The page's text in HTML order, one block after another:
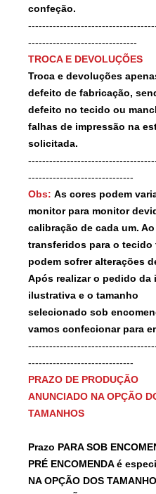
confeção.
-------------------------------
TROCA E DEVOLUÇÕES
Troca e devoluções
defeito de fabricação,
defeito no tecido ou
falhas de impressão na
solicitada.
------------------------------
Obs: As cores podem
monitor para monitor
calibração de cada um.
transferidos para o tecido
podem sofrer alterações
Após realizar o pedido da
ilustrativa e o tamanho
selecionado sob
vamos confecionar para
------------------------------
PRAZO DE PRODUÇÃO
ANUNCIADO NA OPÇÃO
TAMANHOS
Prazo PARA SOB
PRÉ ENCOMENDA é
NA OPÇÃO DOS